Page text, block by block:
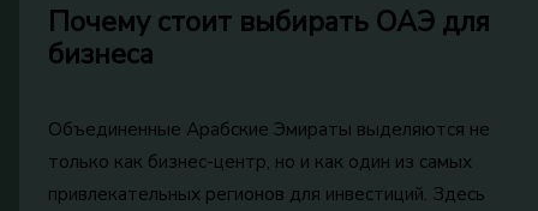
Почему стоит выбирать ОАЭ для
бизнеса
Объединенные Арабские Эмираты выделяются не
только как бизнес-центр, но и как один из самых
привлекательных регионов для инвестиций. Здесь